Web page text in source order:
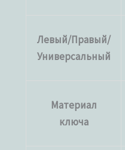
Левый/Правый/
Универсальный
Материал
ключа